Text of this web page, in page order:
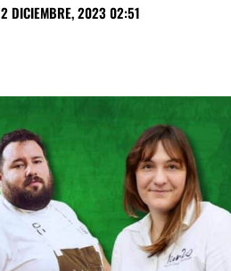
2 DICIEMBRE, 2023 02:51